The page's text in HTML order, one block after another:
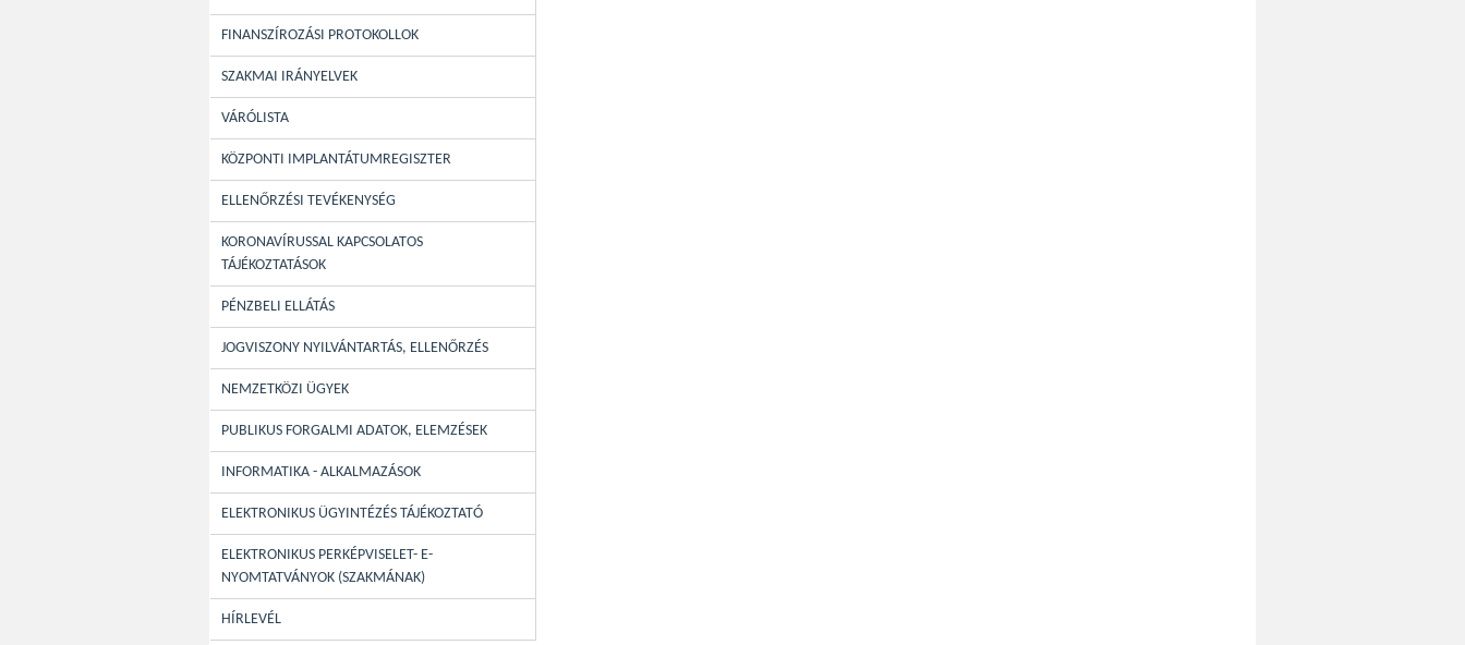
FINANSZÍROZÁSI PROTOKOLLOK
SZAKMAI IRÁNYELVEK
VÁRÓLISTA
KÖZPONTI IMPLANTÁTUMREGISZTER
ELLENŐRZÉSI TEVÉKENYSÉG
KORONAVÍRUSSAL KAPCSOLATOS
TÁJÉKOZTATÁSOK
PÉNZBELI ELLÁTÁS
JOGVISZONY NYILVÁNTARTÁS, ELLENŐRZÉS
NEMZETKÖZI ÜGYEK
PUBLIKUS FORGALMI ADATOK, ELEMZÉSEK
INFORMATIKA - ALKALMAZÁSOK
ELEKTRONIKUS ÜGYINTÉZÉS TÁJÉKOZTATÓ
ELEKTRONIKUS PERKÉPVISELET- E-
NYOMTATVÁNYOK (SZAKMÁNAK)
HÍRLEVÉL